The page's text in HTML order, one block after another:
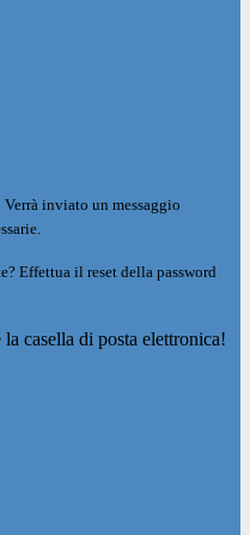
Verrà inviato un messaggio
Effettua il reset della password
casella di posta elettronica!